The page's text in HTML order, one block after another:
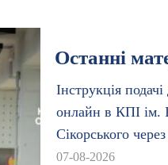
Останні
Інструкція
онлайн в КПІ ім.
Сікорського
07-08-2026